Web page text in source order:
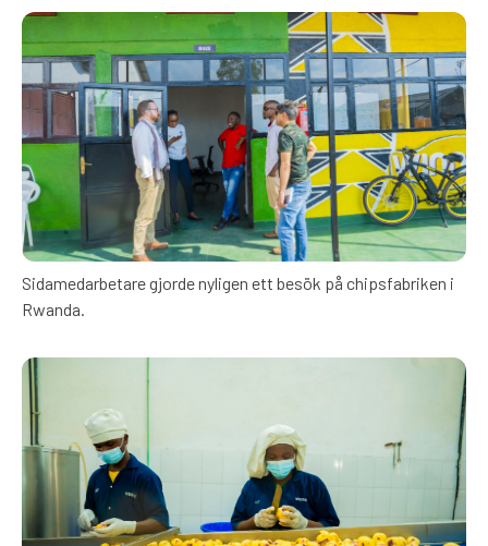
Sidamedarbetare gjorde nyligen ett besök på chipsfabriken i
Rwanda.